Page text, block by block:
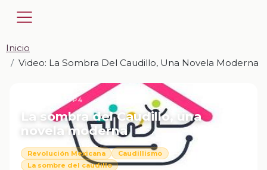
Inicio
Video: La Sombra Del Caudillo, Una Novela Moderna
📎 VIDEO · MP4
La sombra del Caudillo, una
novela moderna
Revolución Mexicana
Caudillismo
La sombre del caudillo